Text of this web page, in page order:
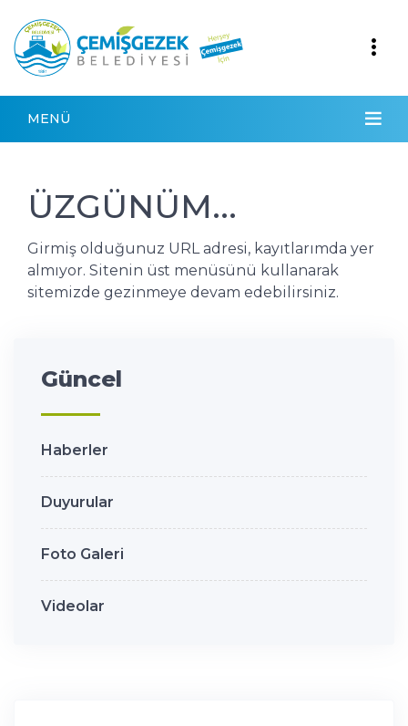
MENÜ
ÜZGÜNÜM...
Girmiş olduğunuz URL adresi, kayıtlarımda yer
almıyor. Sitenin üst menüsünü kullanarak
sitemizde gezinmeye devam edebilirsiniz.
Güncel
Haberler
Duyurular
Foto Galeri
Videolar